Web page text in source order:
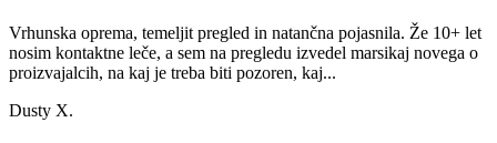
Vrhunska oprema, temeljit pregled in natančna pojasnila. Že 10+ let
nosim kontaktne leče, a sem na pregledu izvedel marsikaj novega o
proizvajalcih, na kaj je treba biti pozoren, kaj...
Dusty X.